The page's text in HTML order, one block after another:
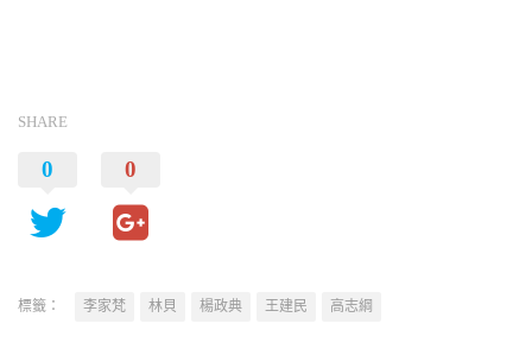
SHARE
0 0
標籤： 李家梵 林貝 楊政典 王建民 高志綱